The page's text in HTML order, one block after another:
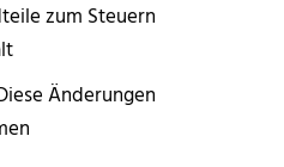
zum Steuern
Änderungen